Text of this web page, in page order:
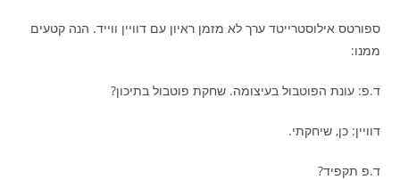
ספורטס אילוסטרייטד ערך לא מזמן ראיון עם דוויין ווייד. הנה קטעים
ממנו:
ד.פ: עונת הפוטבול בעיצומה. שחקת פוטבול בתיכון?
דוויין: כן, שיחקתי.
ד.פ תקפיד?